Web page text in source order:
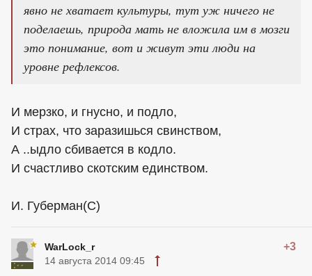
явно не хватает культуры, тут уж ничего не
поделаешь, природа мать не вложила им в мозги
это понимание, вот и живут эти люди на
уровне рефлексов.
И мерзко, и гнусно, и подло,
И страх, что заразишься свинством,
А ..ыдло сбивается в кодло.
И счастливо скотским единством.
И. Губерман(С)
WarLock_r +3
14 августа 2014 09:45